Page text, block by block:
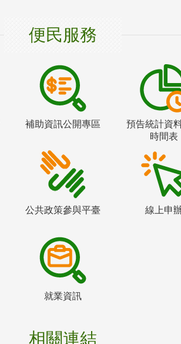
便民服務
補助資訊公開專區
預告統計資
時間表
公共政策參與平臺 線上申
就業資訊
相關連結